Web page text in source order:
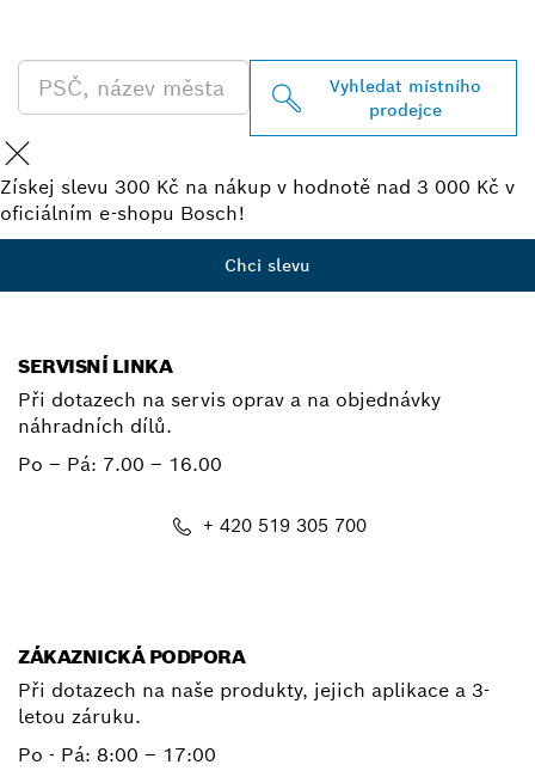
Vyhledat místního
prodejce
Získej slevu 300 Kč na nákup v hodnotě nad 3 000 Kč v
oficiálním e-shopu Bosch!
Chci slevu
SERVISNÍ LINKA
Při dotazech na servis oprav a na objednávky
náhradních dílů.
Po – Pá: 7.00 – 16.00
+ 420 519 305 700
ZÁKAZNICKÁ PODPORA
Při dotazech na naše produkty, jejich aplikace a 3-
letou záruku.
Po - Pá: 8:00 – 17:00